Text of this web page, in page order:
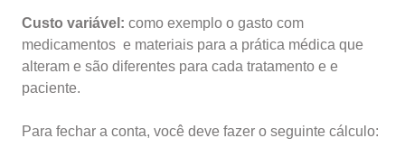
Custo variável: como exemplo o gasto com
medicamentos e materiais para a prática médica que
alteram e são diferentes para cada tratamento e e
paciente.
Para fechar a conta, você deve fazer o seguinte cálculo: